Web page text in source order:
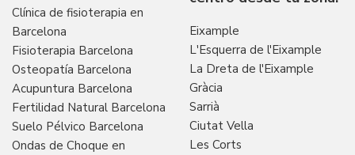
Clínica de fisioterapia en
Barcelona
Fisioterapia Barcelona
Osteopatía Barcelona
Acupuntura Barcelona
Fertilidad Natural Barcelona
Suelo Pélvico Barcelona
Ondas de Choque en
Eixample
L'Esquerra de l'Eixample
La Dreta de l'Eixample
Gràcia
Sarrià
Ciutat Vella
Les Corts